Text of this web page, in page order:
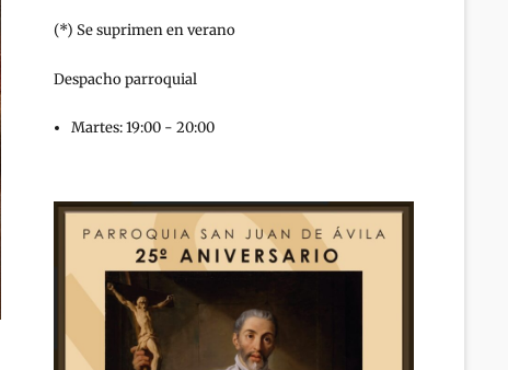
(*) Se suprimen en verano
Despacho parroquial
Martes: 19:00 - 20:00